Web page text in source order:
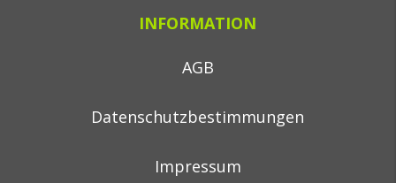
INFORMATION
AGB
Datenschutzbestimmungen
Impressum